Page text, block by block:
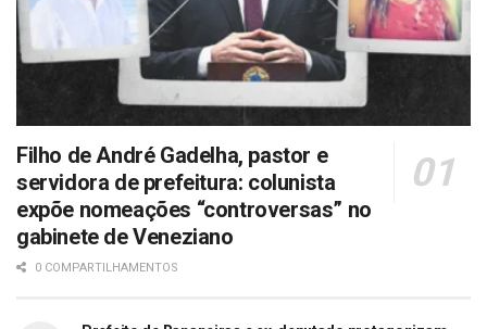
Filho de André Gadelha, pastor e
servidora de prefeitura: colunista
expõe nomeações “controversas” no
gabinete de Veneziano
0 COMPARTILHAMENTOS